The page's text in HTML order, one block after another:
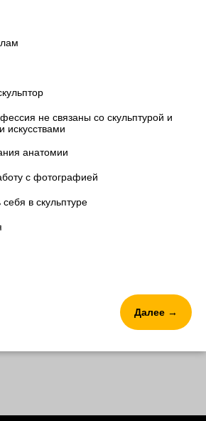
не связаны со скульптурой и
искусствами
анатомии
с фотографией
в скульптуре
Далее →